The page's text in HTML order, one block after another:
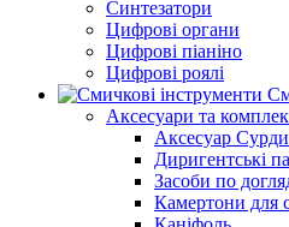
Синтезатори
Цифрові органи
Цифрові піаніно
Цифрові роялі
Аксесуари та
Аксесуар
Диригентські
Засоби по
Камертони для